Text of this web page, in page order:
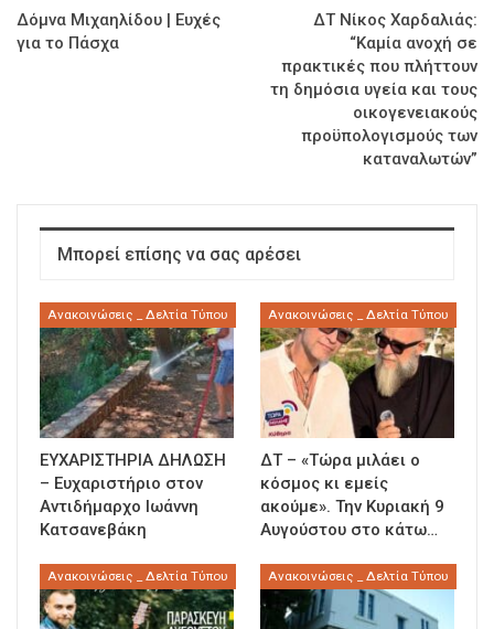
Δόμνα Μιχαηλίδου | Ευχές
για το Πάσχα
ΔΤ Νίκος Χαρδαλιάς:
“Καμία ανοχή σε
πρακτικές που πλήττουν
τη δημόσια υγεία και τους
οικογενειακούς
προϋπολογισμούς των
καταναλωτών”
Μπορεί επίσης να σας αρέσει
Ανακοινώσεις _ Δελτία Τύπου
ΕΥΧΑΡΙΣΤΗΡΙΑ ΔΗΛΩΣΗ
– Ευχαριστήριο στον
Αντιδήμαρχο Ιωάννη
Κατσανεβάκη
Ανακοινώσεις _ Δελτία Τύπου
ΔΤ – «Τώρα μιλάει ο
κόσμος κι εμείς
ακούμε». Την Κυριακή 9
Αυγούστου στο κάτω…
Ανακοινώσεις _ Δελτία Τύπου Ανακοινώσεις _ Δελτία Τύπου